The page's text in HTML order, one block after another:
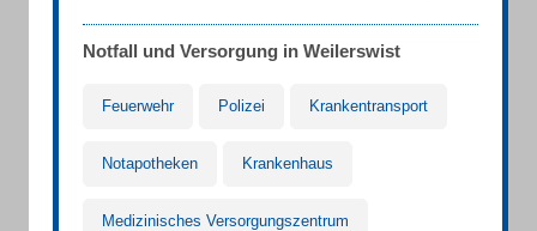
Notfall und Versorgung in Weilerswist
Feuerwehr Polizei Krankentransport
Notapotheken Krankenhaus
Medizinisches Versorgungszentrum